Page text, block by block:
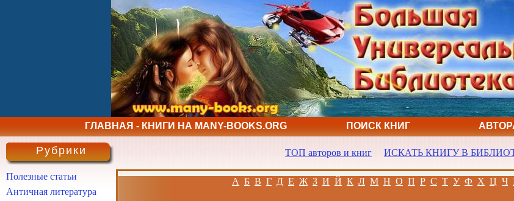
ГЛАВНАЯ - КНИГИ НА MANY-BOOKS.ORG ПОИСК КНИГ
ТОП авторов и книг ИСКАТЬ КНИГУ В
А Б В Г Д Е Ж З И Й К Л М Н О П Р С Т У Ф Х Ц Ч
Рубрики
Полезные статьи
Античная литература